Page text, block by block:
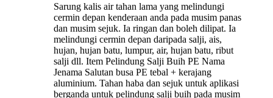
Sarung kalis air tahan lama yang melindungi
cermin depan kenderaan anda pada musim panas
dan musim sejuk. Ia ringan dan boleh dilipat. Ia
melindungi cermin depan daripada salji, ais,
hujan, hujan batu, lumpur, air, hujan batu, ribut
salji dll. Item Pelindung Salji Buih PE Nama
Jenama Salutan busa PE tebal + kerajang
aluminium. Tahan haba dan sejuk untuk aplikasi
berganda untuk pelindung salji buih pada musim